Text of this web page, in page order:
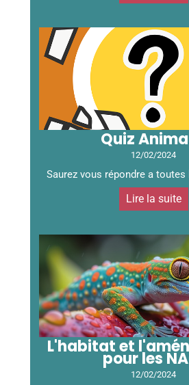
Quiz
12/02/2024
Saurez vous répondre a
Lire la suite
L'habitat et
pour les
12/02/2024